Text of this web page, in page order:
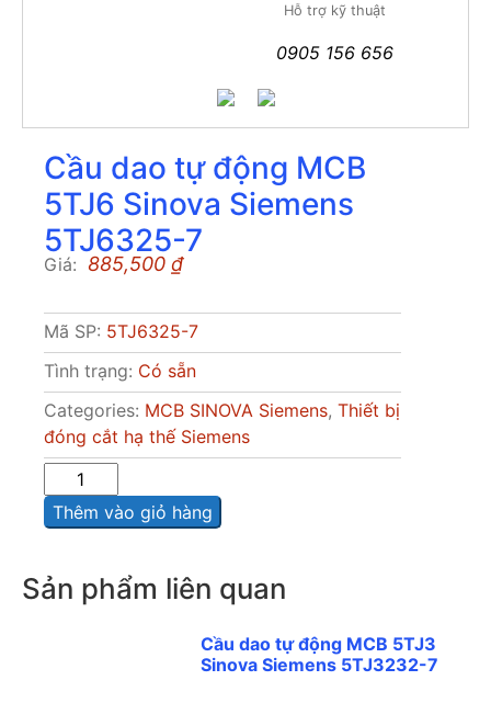
Hỗ trợ kỹ thuật
0905 156 656
Cầu dao tự động MCB
5TJ6 Sinova Siemens
5TJ6325-7
Giá: 885,500 ₫
Mã SP: 5TJ6325-7
Tình trạng: Có sẵn
Categories: MCB SINOVA Siemens, Thiết bị
đóng cắt hạ thế Siemens
lượng
Thêm vào giỏ hàng
Sản phẩm liên quan
Cầu dao tự động MCB 5TJ3
Sinova Siemens 5TJ3232-7